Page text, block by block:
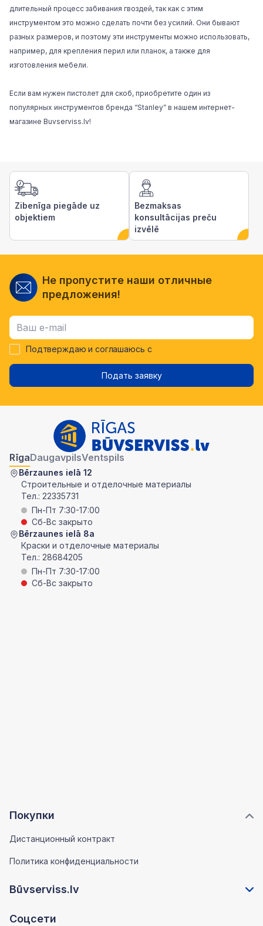
длительный процесс забивания гвоздей, так как с этим
инструментом это можно сделать почти без усилий. Они бывают
разных размеров, и поэтому эти инструменты можно использовать,
например, для крепления перил или планок, а также для
изготовления мебели.
Если вам нужен пистолет для скоб, приобретите один из
популярных инструментов бренда “Stanley” в нашем интернет-
магазине Buvserviss.lv!
Zibenīga piegāde uz
objektiem
Bezmaksas
konsultācijas preču
izvēlē
Не пропустите наши отличные
предложения!
Подтверждаю и соглашаюсь с
Подать заявку
Покупки
Дистанционный контракт
Политика конфиденциальности
Būvserviss.lv
Соцсети
RīgaDaugavpilsVentspils
Bērzaunes ielā 12
Строительные и отделочные материалы
Тел.: 22335731
Пн-Пт 7:30-17:00
Сб-Вс закрыто
Bērzaunes ielā 8a
Краски и отделочные материалы
Тел.: 28684205
Пн-Пт 7:30-17:00
Сб-Вс закрыто